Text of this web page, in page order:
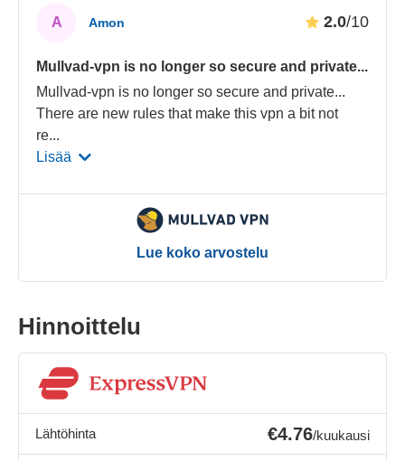
A Amon 2.0/10
Mullvad-vpn is no longer so secure and private...
Mullvad-vpn is no longer so secure and private...
There are new rules that make this vpn a bit not
re...
Lisää
Lue koko arvostelu
Hinnoittelu
Lähtöhinta €4.76/kuukausi